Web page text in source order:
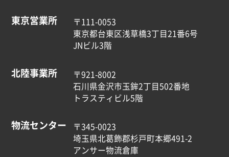
東京営業所
〒111-0053
東京都台東区浅草橋3丁目21番6号
JNビル3階
北陸事業所
〒921-8002
石川県金沢市玉鉾2丁目502番地
トラスティビル5階
物流センター
〒345-0023
埼玉県北葛飾郡杉戸町本郷491-2
アンサー物流倉庫